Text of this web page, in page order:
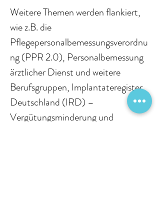
Weitere Themen werden flankiert,
wie z.B. die
Pflegepersonalbemessungsverordnu
ng (PPR 2.0), Personalbemessung
ärztlicher Dienst und weitere
Berufsgruppen, Implantateregister
Deutschland (IRD) –
Vergütungsminderung und